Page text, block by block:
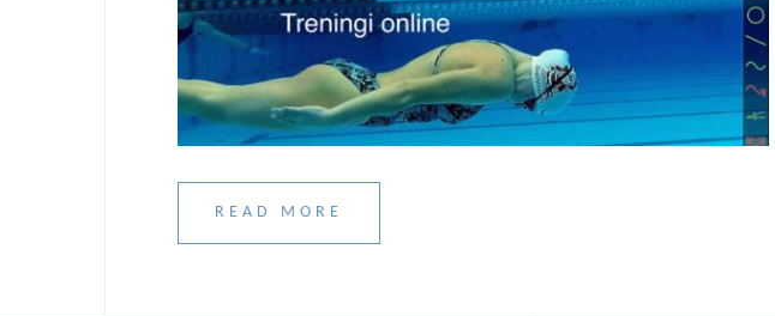
READ MORE